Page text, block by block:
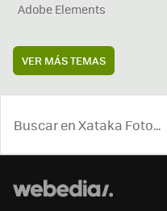
Adobe Elements
VER MÁS TEMAS